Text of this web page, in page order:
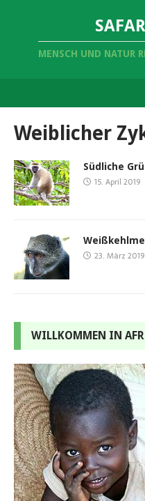
MENSCH UND NATUR
Weiblicher
Südliche
15. April 2019
23. März 2019
WILLKOMMEN IN